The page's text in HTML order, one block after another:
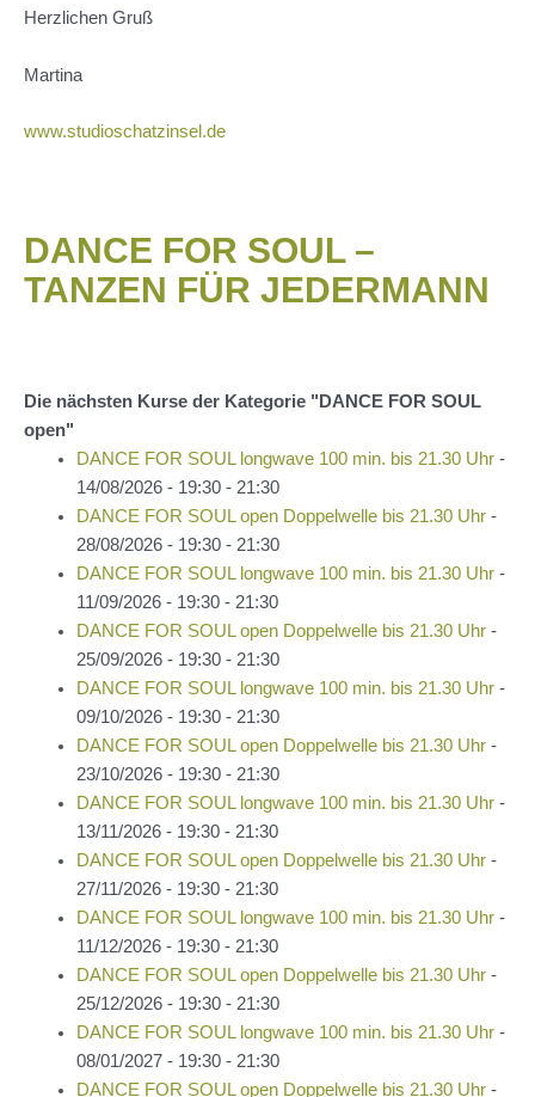
Herzlichen Gruß
Martina
www.studioschatzinsel.de
DANCE FOR SOUL –
TANZEN FÜR JEDERMANN
Die nächsten Kurse der Kategorie "DANCE FOR SOUL
open"
DANCE FOR SOUL longwave 100 min. bis 21.30 Uhr-
14/08/2026 - 19:30 - 21:30
DANCE FOR SOUL open Doppelwelle bis 21.30 Uhr-
28/08/2026 - 19:30 - 21:30
DANCE FOR SOUL longwave 100 min. bis 21.30 Uhr-
11/09/2026 - 19:30 - 21:30
DANCE FOR SOUL open Doppelwelle bis 21.30 Uhr-
25/09/2026 - 19:30 - 21:30
DANCE FOR SOUL longwave 100 min. bis 21.30 Uhr-
09/10/2026 - 19:30 - 21:30
DANCE FOR SOUL open Doppelwelle bis 21.30 Uhr-
23/10/2026 - 19:30 - 21:30
DANCE FOR SOUL longwave 100 min. bis 21.30 Uhr-
13/11/2026 - 19:30 - 21:30
DANCE FOR SOUL open Doppelwelle bis 21.30 Uhr-
27/11/2026 - 19:30 - 21:30
DANCE FOR SOUL longwave 100 min. bis 21.30 Uhr-
11/12/2026 - 19:30 - 21:30
DANCE FOR SOUL open Doppelwelle bis 21.30 Uhr-
25/12/2026 - 19:30 - 21:30
DANCE FOR SOUL longwave 100 min. bis 21.30 Uhr-
08/01/2027 - 19:30 - 21:30
DANCE FOR SOUL open Doppelwelle bis 21.30 Uhr-